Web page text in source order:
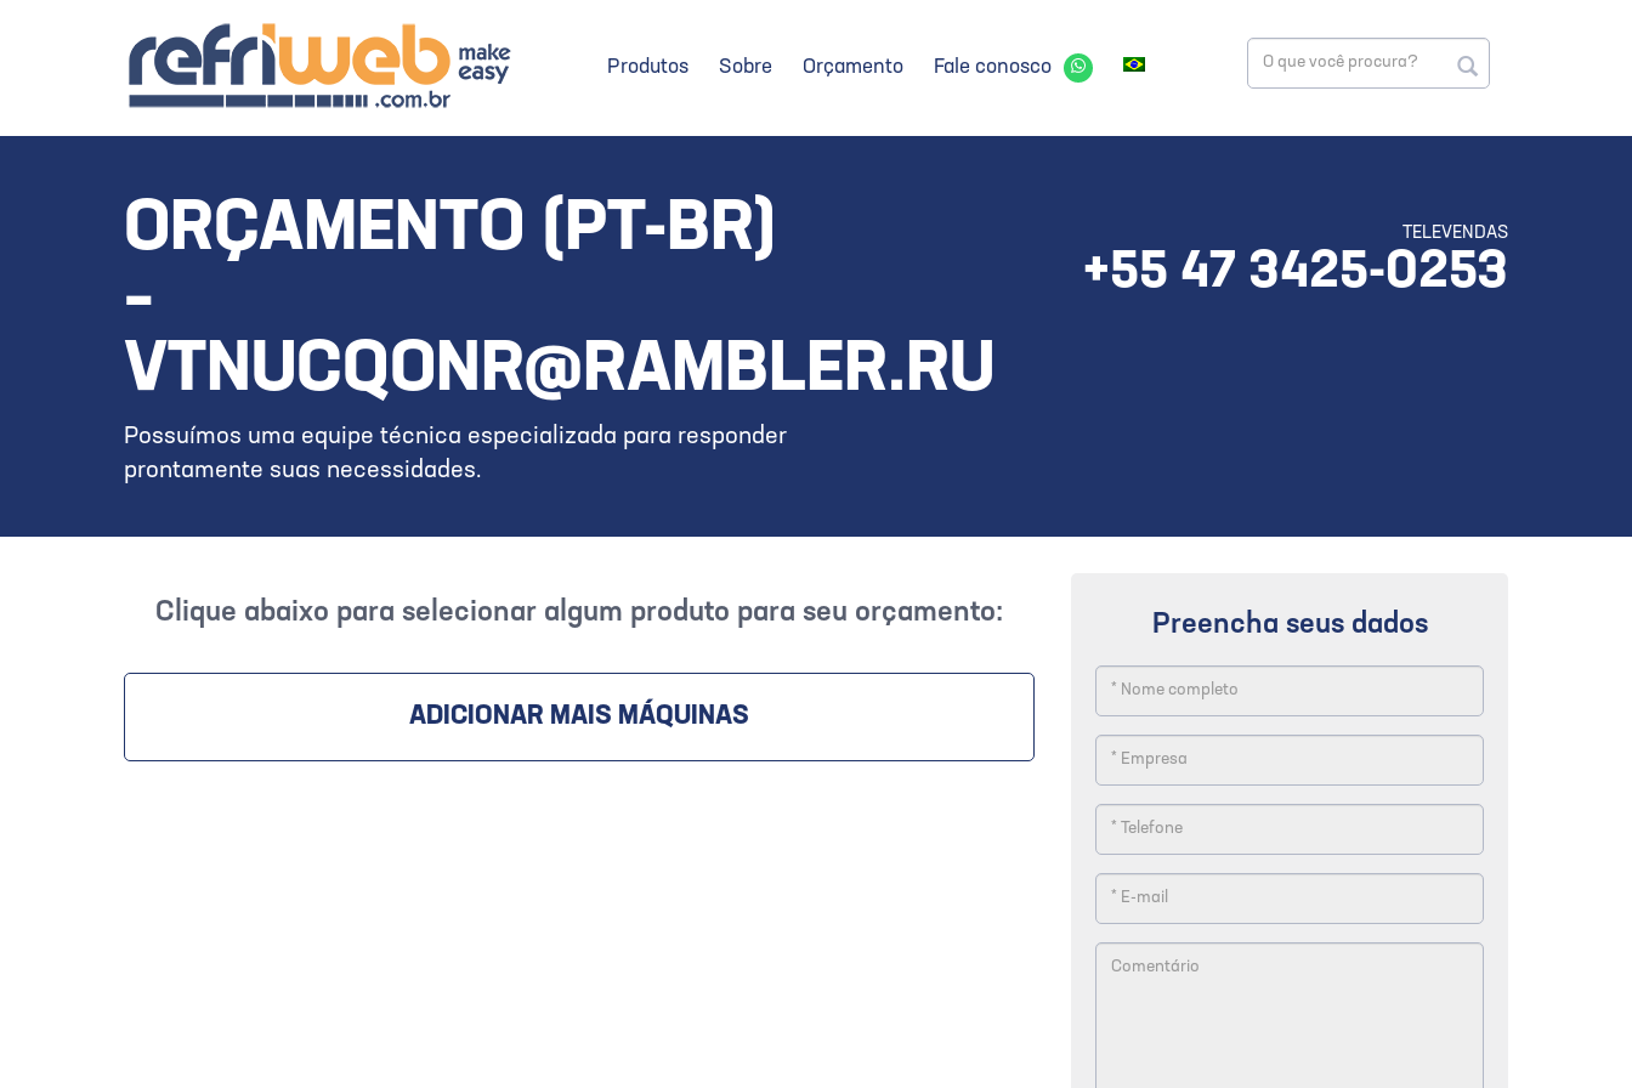
Produtos Sobre Orçamento Fale conosco
ORÇAMENTO (PT-BR)
–
VTNUCQONR@RAMBLER.RU
Possuímos uma equipe técnica especializada para responder
prontamente suas necessidades.
TELEVENDAS
+55 47 3425-0253
Clique abaixo para selecionar algum produto para seu orçamento:
ADICIONAR MAIS MÁQUINAS
Preencha seus dados